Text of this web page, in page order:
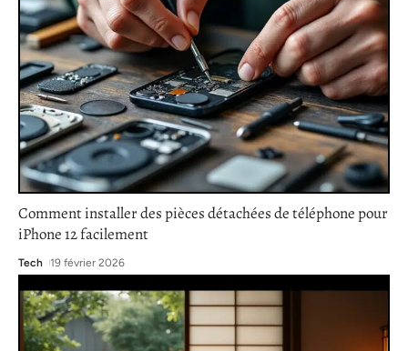
Comment installer des pièces détachées de téléphone pour
iPhone 12 facilement
Tech 19 février 2026